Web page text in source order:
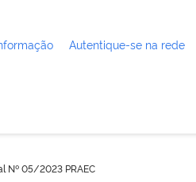
Autentique-se na rede
Nº 05/2023 PRAEC